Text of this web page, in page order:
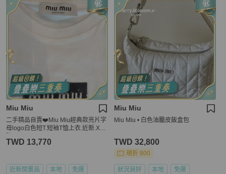
Miu Miu
二手精品自賣❤️Miu Miu經典款亮片字
母logo白色短T.短袖T恤上衣.近新.XS
TWD 13,770
近新閒置品 本地 免運
Miu Miu
Miu Miu • 白色油臘皮飯盒包
TWD 32,800
現折 800
狀況良好 本地 免運